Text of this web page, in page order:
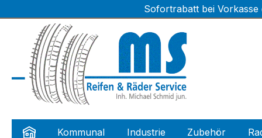
Zur Hauptnavigation springenSofortrabatt bei
Kommunal Industrie Zubehör